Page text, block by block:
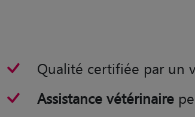
Qualité certifiée par un
Assistance vétérinaire